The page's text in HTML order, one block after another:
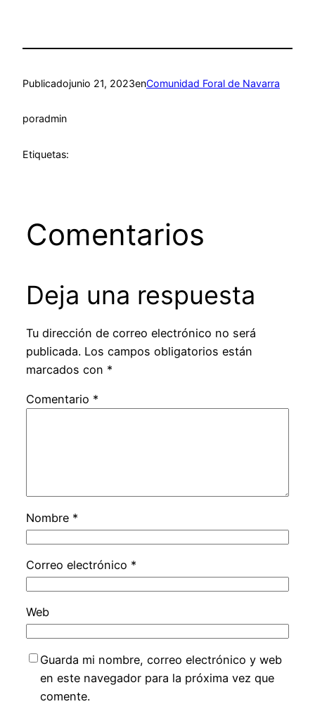
Publicadojunio 21, 2023enComunidad Foral de Navarra
poradmin
Etiquetas:
Comentarios
Deja una respuesta
Tu dirección de correo electrónico no será
publicada. Los campos obligatorios están
marcados con *
Comentario *
Nombre *
Correo electrónico *
Web
Guarda mi nombre, correo electrónico y web
en este navegador para la próxima vez que
comente.